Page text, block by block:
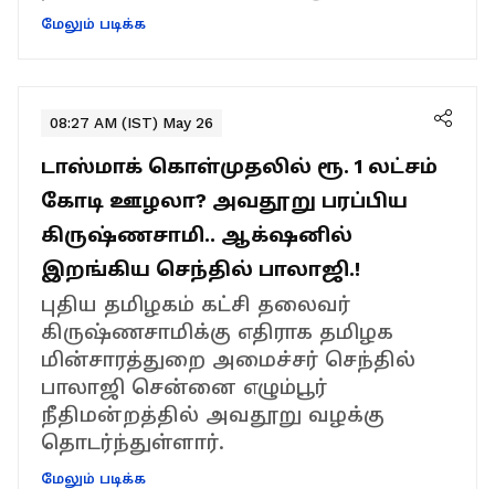
மேலும் படிக்க
08:27 AM (IST) May 26
டாஸ்மாக் கொள்முதலில் ரூ. 1 லட்சம்
கோடி ஊழலா? அவதூறு பரப்பிய
கிருஷ்ணசாமி.. ஆக்‌ஷனில்
இறங்கிய செந்தில் பாலாஜி.!
புதிய தமிழகம் கட்சி தலைவர்
கிருஷ்ணசாமிக்கு எதிராக தமிழக
மின்சாரத்துறை அமைச்சர் செந்தில்
பாலாஜி சென்னை எழும்பூர்
நீதிமன்றத்தில் அவதூறு வழக்கு
தொடர்ந்துள்ளார்.
மேலும் படிக்க